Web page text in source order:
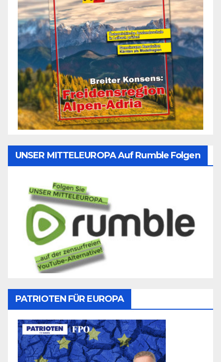
UNSER MITTELEUROPA Auf Rumble Folgen
PATRIOTEN FÜR EUROPA